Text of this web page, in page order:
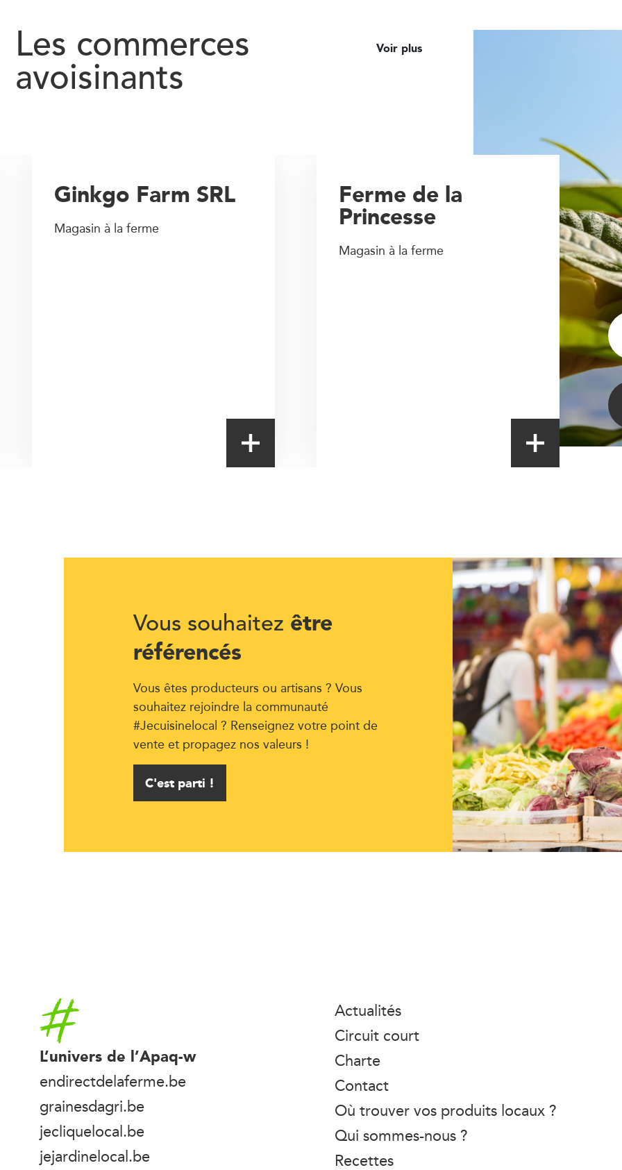
Les commerces
avoisinants
Voir plus
Ferme de la
Princesse
Magasin à la ferme
Ginkgo Farm SRL
Magasin à la ferme
Vous souhaitez être
référencés
Vous êtes producteurs ou artisans ? Vous
souhaitez rejoindre la communauté
#Jecuisinelocal ? Renseignez votre point de
vente et propagez nos valeurs !
C'est parti !
Accueil
L’univers de l’Apaq-w
endirectdelaferme.be
grainesdagri.be
jecliquelocal.be
jejardinelocal.be
Actualités
Circuit court
Charte
Contact
Où trouver vos produits locaux ?
Qui sommes-nous ?
Recettes